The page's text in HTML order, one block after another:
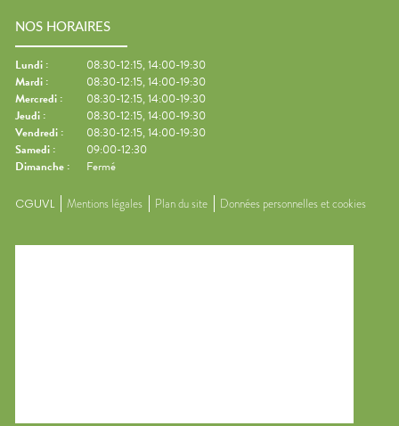
NOS HORAIRES
Lundi :
08:30-12:15, 14:00-19:30
Mardi :
08:30-12:15, 14:00-19:30
Mercredi :
08:30-12:15, 14:00-19:30
Jeudi :
08:30-12:15, 14:00-19:30
Vendredi :
08:30-12:15, 14:00-19:30
Samedi :
09:00-12:30
Dimanche : Fermé
CGUVL Mentions légales Plan du site Données personnelles et cookies